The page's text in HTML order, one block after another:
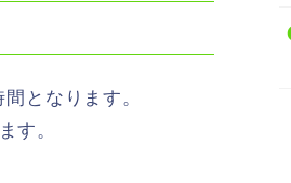
となります。
す。